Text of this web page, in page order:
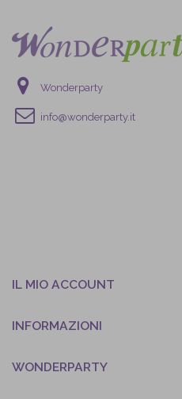
Wonderparty
info@wonderparty.it
IL MIO ACCOUNT
INFORMAZIONI
WONDERPARTY